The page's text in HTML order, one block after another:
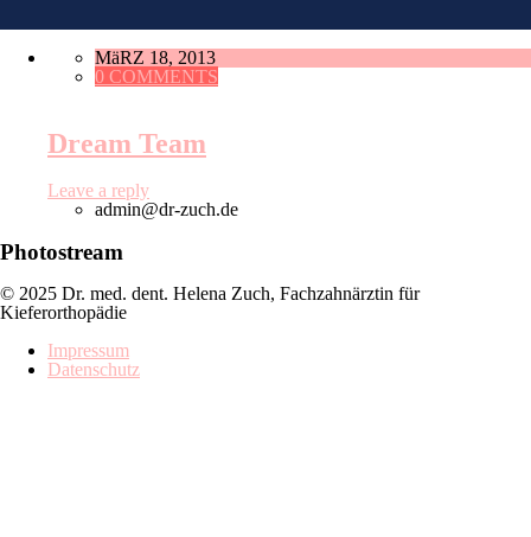
MäRZ 18, 2013
0 COMMENTS
Dream Team
Leave a reply
admin@dr-zuch.de
Photostream
© 2025 Dr. med. dent. Helena Zuch, Fachzahnärztin für
Kieferorthopädie
Impressum
Datenschutz